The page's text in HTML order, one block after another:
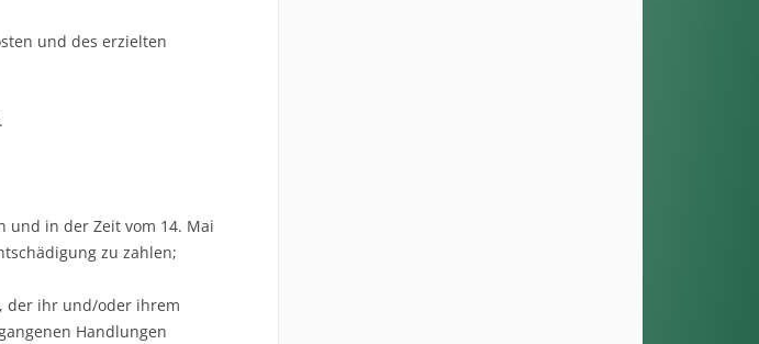
und des erzielten
und in der Zeit vom 14. Mai
zu zahlen;
der ihr und/oder ihrem
Handlungen